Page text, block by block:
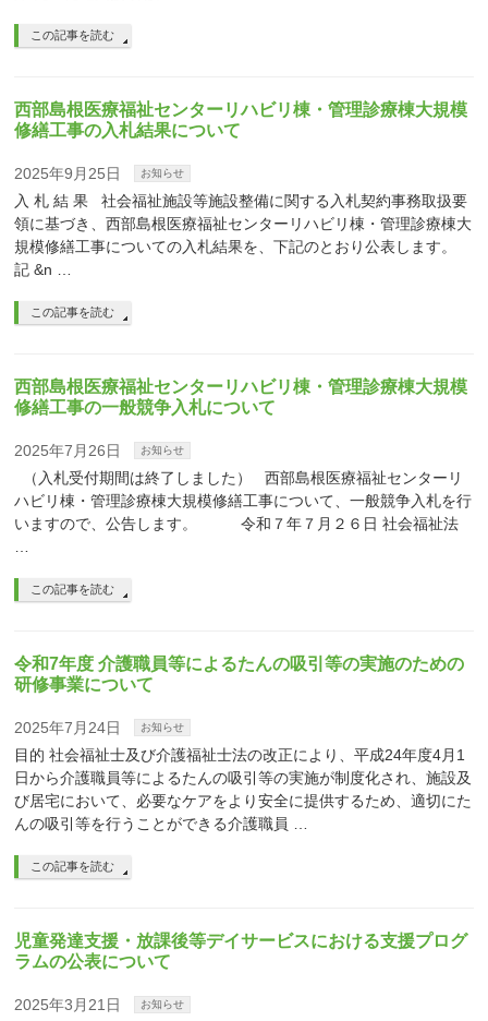
この記事を読む
西部島根医療福祉センターリハビリ棟・管理診療棟大規模
修繕工事の入札結果について
2025年9月25日 お知らせ
入 札 結 果 社会福祉施設等施設整備に関する入札契約事務取扱要
領に基づき、西部島根医療福祉センターリハビリ棟・管理診療棟大
規模修繕工事についての入札結果を、下記のとおり公表します。
記 &n …
この記事を読む
西部島根医療福祉センターリハビリ棟・管理診療棟大規模
修繕工事の一般競争入札について
2025年7月26日 お知らせ
（入札受付期間は終了しました） 西部島根医療福祉センターリ
ハビリ棟・管理診療棟大規模修繕工事について、一般競争入札を行
いますので、公告します。 令和７年７月２６日 社会福祉法
この記事を読む
令和7年度 介護職員等によるたんの吸引等の実施のための
研修事業について
2025年7月24日 お知らせ
目的 社会福祉士及び介護福祉士法の改正により、平成24年度4月1
日から介護職員等によるたんの吸引等の実施が制度化され、施設及
び居宅において、必要なケアをより安全に提供するため、適切にた
んの吸引等を行うことができる介護職員 …
この記事を読む
児童発達支援・放課後等デイサービスにおける支援プログ
ラムの公表について
2025年3月21日 お知らせ